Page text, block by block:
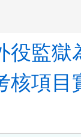
役監獄
核項目